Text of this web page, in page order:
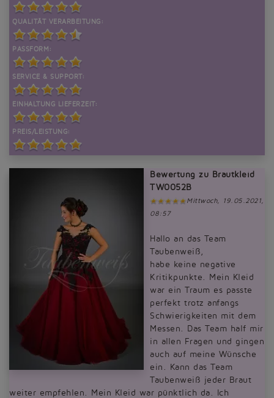
QUALITÄT VERARBEITUNG:
PASSFORM:
SERVICE & SUPPORT:
EINHALTUNG LIEFERZEIT:
PREIS/LEISTUNG:
Bewertung zu Brautkleid
TW0052B
Mittwoch, 19.05.2021,
08:57
Hallo an das Team
Taubenweiß,
habe keine negative
Kritikpunkte. Mein Kleid
war ein Traum es passte
perfekt trotz anfangs
Schwierigkeiten mit dem
Messen. Das Team half mir
in allen Fragen und gingen
auch auf meine Wünsche
ein. Kann das Team
Taubenweiß jeder Braut
weiter empfehlen. Mein Kleid war pünktlich da. Ich